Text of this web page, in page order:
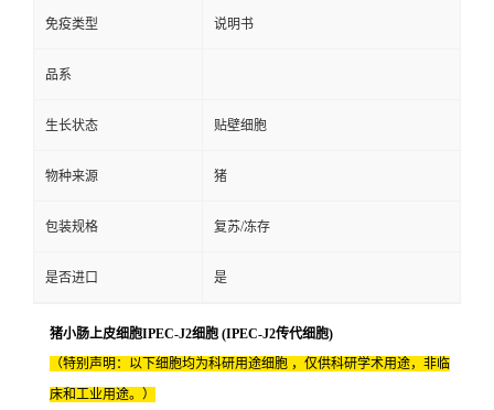
免疫类型 说明书
品系
生长状态 贴壁细胞
物种来源 猪
包装规格 复苏/冻存
是否进口 是
猪小肠上皮细胞IPEC-J2细胞 (IPEC-J2传代细胞)
（特别声明：以下细胞均为科研用途细胞 ，仅供科研学术用途，非临
床和工业用途。）